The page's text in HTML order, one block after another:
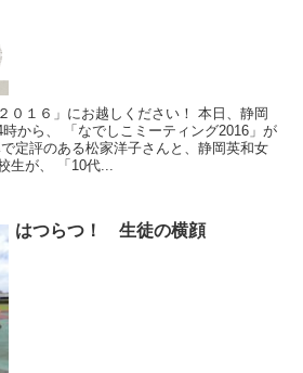
０１６」にお越しください！ 本日、静岡
から、 「なでしこミーティング2016」が
定評のある松家洋子さんと、静岡英和女
生が、 「10代...
はつらつ！ 生徒の横顔